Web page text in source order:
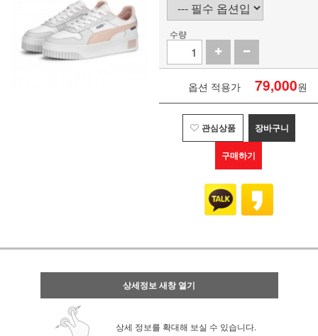
수량
옵션 적용가 79,000원
관심상품 장바구니
구매하기
상세정보 새창 열기
상세 정보를 확대해 보실 수 있습니다.